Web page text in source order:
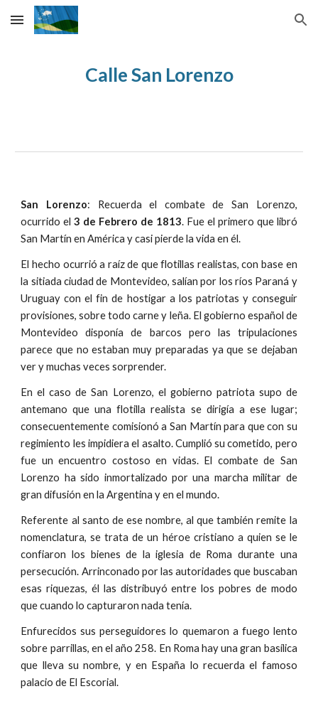
Skip to main content Skip to navigation
Calle San Lorenzo
San Lorenzo: Recuerda el combate de San Lorenzo,
ocurrido el3 de Febrero de 1813. Fue el primero que libró
San Martín en América y casi pierde la vida en él.
El hecho ocurrió a raíz de que flotillas realistas, con base en
la sitiada ciudad de Montevideo, salían por los ríos Paraná y
Uruguay con el fin de hostigar a los patriotas y conseguir
provisiones, sobre todo carne y leña. El gobierno español de
Montevideo disponía de barcos pero las tripulaciones
parece que no estaban muy preparadas ya que se dejaban
ver y muchas veces sorprender.
En el caso de San Lorenzo, el gobierno patriota supo de
antemano que una flotilla realista se dirigía a ese lugar;
consecuentemente comisionó a San Martín para que con su
regimiento les impidiera el asalto. Cumplió su cometido, pero
fue un encuentro costoso en vidas. El combate de San
Lorenzo ha sido inmortalizado por una marcha militar de
gran difusión en la Argentina y en el mundo.
Referente al santo de ese nombre, al que también remite la
nomenclatura, se trata de un héroe cristiano a quien se le
confiaron los bienes de la iglesia de Roma durante una
persecución. Arrinconado por las autoridades que buscaban
esas riquezas, él las distribuyó entre los pobres de modo
que cuando lo capturaron nada tenía.
Enfurecidos sus perseguidores lo quemaron a fuego lento
sobre parrillas, en el año 258. En Roma hay una gran basílica
que lleva su nombre, y en España lo recuerda el famoso
palacio de El Escorial.